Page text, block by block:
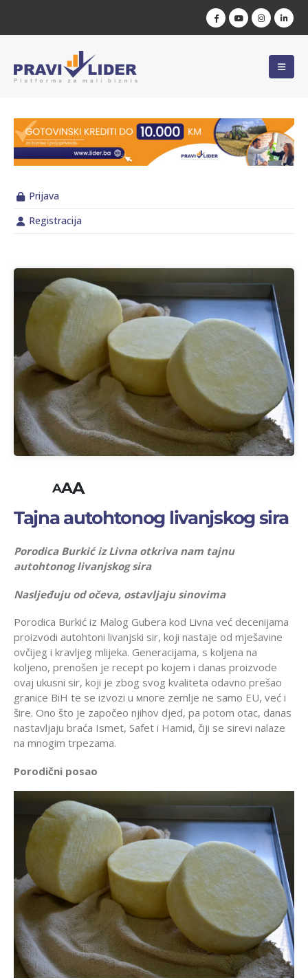
Prijava
Registracija
AAA
Tajna autohtonog livanjskog sira
Porodica Burkić iz Livna otkriva nam tajnu
autohtonog livanjskog sira
Nasljeđuju od očeva, ostavljaju sinovima
Porodica Burkić iz Malog Gubera kod Livna već decenijama
proizvodi autohtoni livanjski sir, koji nastaje od mješavinе
ovčijeg i kravljeg mlijeka. Generacijama, s koljena na
koljeno, prenošen je recept po kojem i danas proizvode
ovaj ukusni sir, koji je zbog svog kvaliteta odavno prešao
granice BiH te se izvozi u мnогe zemlje ne samo EU, već i
šire. Ono što je započeo njihov djed, pa potom otac, danas
nastavljaju braća Ismet, Safet i Hamid, čiji se sirevi nalaze
na mnogim trpezama.
Porodični posao